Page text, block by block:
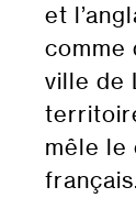
et
comme
ville de
mêle le